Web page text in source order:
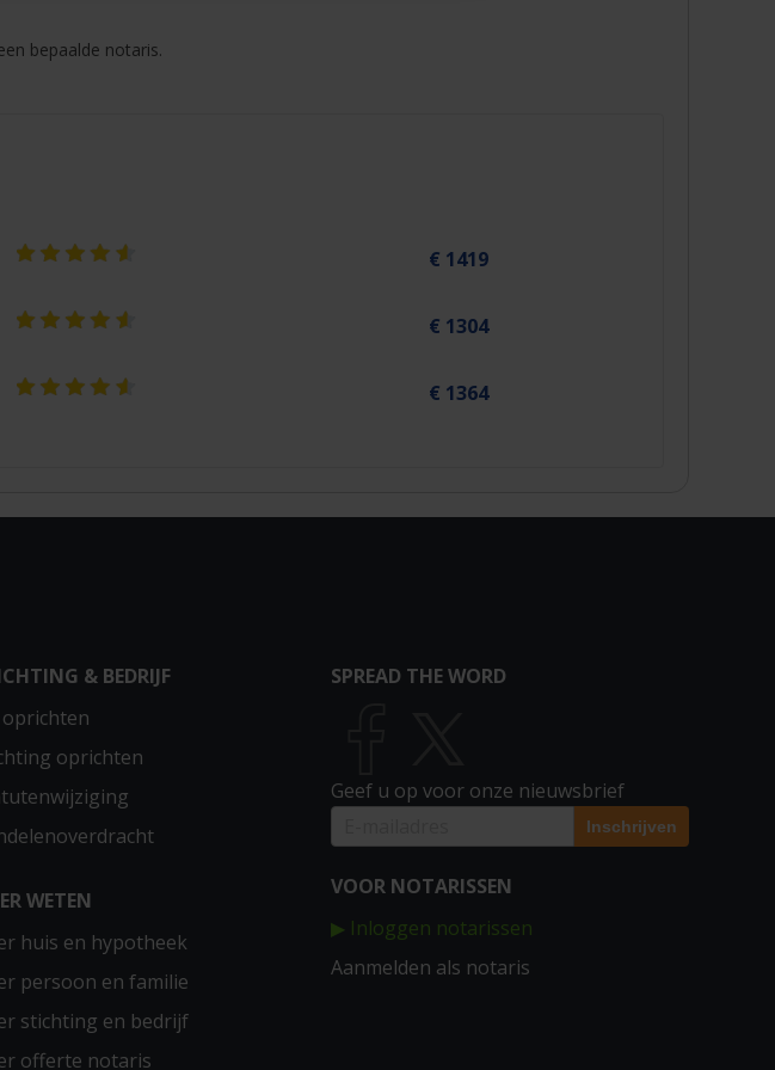
bepaalde notaris.
€ 1419
€ 1304
€ 1364
& BEDRIJF
oprichten
oprichten
WETEN
huis en hypotheek
persoon en familie
stichting en bedrijf
offerte notaris
SPREAD THE WORD
Geef u op voor onze nieuwsbrief
VOOR NOTARISSEN
▶ Inloggen notarissen
Aanmelden als notaris